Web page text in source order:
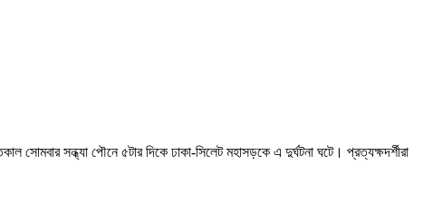
সন্ধ্যা পৌনে ৫টার দিকে ঢাকা-সিলেট মহাসড়কে এ দুর্ঘটনা ঘটে। প্রত্যক্ষদর্শীরা